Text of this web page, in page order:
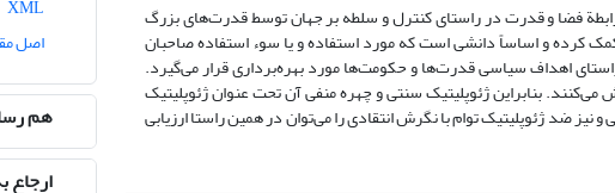
رابطة فضا و قدرت در راستای کنترل و سلطه بر جهان توسط قدرت‌های بزرگ
کرده و اساساً دانشی است که مورد استفاده و یا سوء استفاده صاحبان
اهداف سیاسی قدرت‌ها و حکومت‌ها مورد بهره‌برداری قرار می‌گیرد.
بنابراین ژئوپلیتیک سنتی و چهره منفی آن تحت عنوان ژئوپلیتیک
ضد ژئوپلیتیک توام با نگرش انتقادی را می‌توان در همین راستا ارزیابی
اصل
هم
ارجاع